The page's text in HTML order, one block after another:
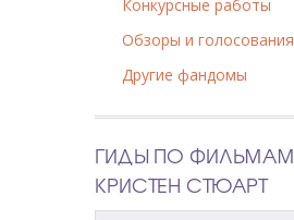
Конкурсные работы
Обзоры и голосования
Другие фандомы
ГИДЫ ПО ФИЛЬМАМ
КРИСТЕН СТЮАРТ